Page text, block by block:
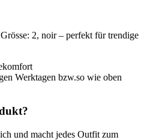
2, noir – perfekt für trendige
Werktagen bzw.so wie oben
und macht jedes Outfit zum